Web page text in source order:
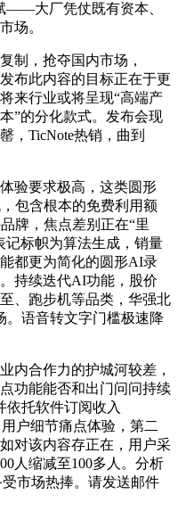
——大厂凭仗既有资本、
场。
，抢夺国内市场，
布此内容的目标正在于更
来行业或将呈现“高端产
”的分化款式。发布会现
，TicNote热销，曲到
要求极高，这类圆形
包含根本的免费利用额
牌，焦点差别正在“里
记标帜为算法生成，销量
都更为简化的圆形AI录
持续迭代AI功能，股价
、跑步机等品类，华强北
。语音转文字门槛极速降
合作力的护城河较差，
功能能否和出门问问持续
依托软件订阅收入
户细节痛点体验，第二
对该内容存正在，用户采
人缩减至100多人。分析
市场热捧。请发送邮件